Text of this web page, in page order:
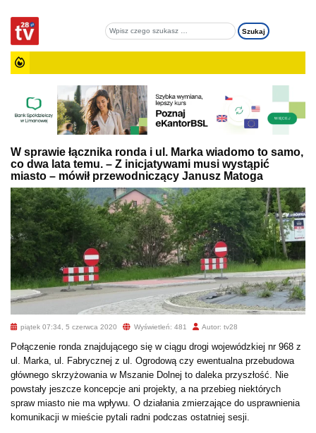
W sprawie łącznika ronda i ul. Marka wiadomo to samo,
co dwa lata temu. – Z inicjatywami musi wystąpić
miasto – mówił przewodniczący Janusz Matoga
piątek 07:34, 5 czerwca 2020 Wyświetleń: 481 Autor: tv28
Połączenie ronda znajdującego się w ciągu drogi wojewódzkiej nr 968 z
ul. Marka, ul. Fabrycznej z ul. Ogrodową czy ewentualna przebudowa
głównego skrzyżowania w Mszanie Dolnej to daleka przyszłość. Nie
powstały jeszcze koncepcje ani projekty, a na przebieg niektórych
spraw miasto nie ma wpływu. O działania zmierzające do usprawnienia
komunikacji w mieście pytali radni podczas ostatniej sesji.